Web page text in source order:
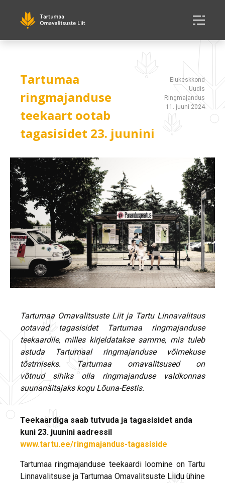
Tartumaa
ringmajanduse
teekaart ootab
tagasisidet 23. juunini
Elukeskkond
Uudis
Ringmajandus
11. juuni 2024
Tartumaa Omavalitsuste Liit ja Tartu Linnavalitsus
ootavad tagasisidet Tartumaa ringmajanduse
teekaardile, milles kirjeldatakse samme, mis tuleb
astuda Tartumaal ringmajanduse võimekuse
tõstmiseks. Tartumaa omavalitsused on
võtnud sihiks olla ringmajanduse valdkonnas
suunanäitajaks kogu Lõuna-Eestis.
Teekaardiga saab tutvuda ja tagasisidet anda
kuni 23. juunini aadressil
www.tartu.ee/ringmajandus-tagasiside
Tartumaa ringmajanduse teekaardi loomine on Tartu
Linnavalitsuse ja Tartumaa Omavalitsuste Liidu ühine